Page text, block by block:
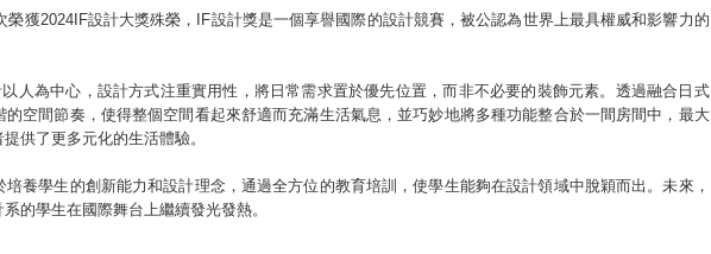
榮獲2024IF設計大獎殊榮，IF設計獎是一個享譽國際的設計競賽，被公認為世界上最具權威和影響力的
人為中心，設計方式注重實用性，將日常需求置於優先位置，而非不必要的裝飾元素。透過融合日式
空間節奏，使得整個空間看起來舒適而充滿生活氣息，並巧妙地將多種功能整合於一間房間中，最大
供了更多元化的生活體驗。
養學生的創新能力和設計理念，通過全方位的教育培訓，使學生能夠在設計領域中脫穎而出。未來，
的學生在國際舞台上繼續發光發熱。